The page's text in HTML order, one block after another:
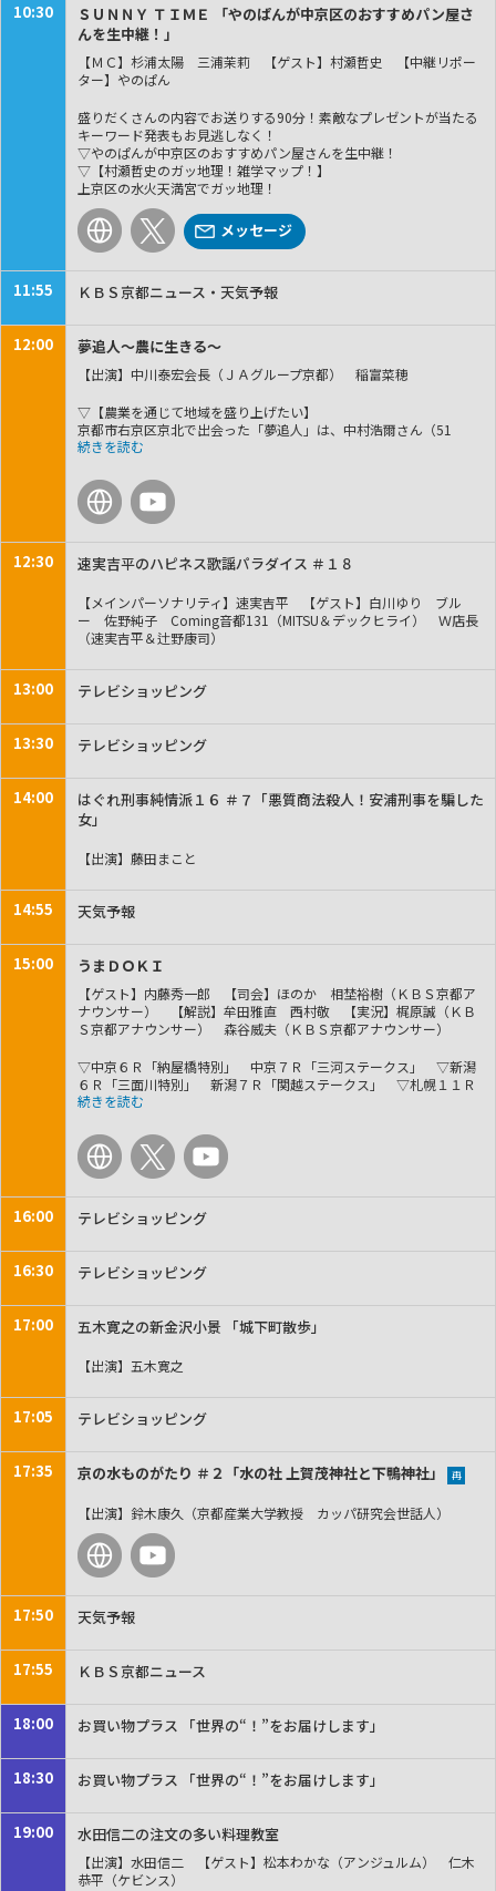
10:30
ＳＵＮＮＹ ＴＩＭＥ 「やのぱんが中京区のおすすめパン屋さ
んを生中継！」
【ＭＣ】杉浦太陽 三浦茉莉 【ゲスト】村瀬哲史 【中継リポー
ター】やのぱん
盛りだくさんの内容でお送りする90分！素敵なプレゼントが当たる
キーワード発表もお見逃しなく！
▽やのぱんが中京区のおすすめパン屋さんを生中継！
▽【村瀬哲史のガッ地理！雑学マップ！】
上京区の水火天満宮でガッ地理！
メッセージ
11:55 ＫＢＳ京都ニュース・天気予報
12:00 夢追人～農に生きる～
【出演】中川泰宏会長（ＪＡグループ京都） 稲富菜穂
▽【農業を通じて地域を盛り上げたい】
京都市右京区京北で出会った「夢追人」は、中村浩爾さん（51
歳）。兵庫県の農業法人で経験を積んだ後、縁あって京北に移住
栽培をスタートしました。現在は、JA京都京野菜部会京北支部・青
とう部会の部会長として、伏見甘長とうがらしの魅力を発信してい
ます。「さらにおいしい野菜を作り続け、農業を通じて地域を盛り
将来的には、農業に興味のある人が京北に集まれるような、農業体
験や交流の場をつくっていきたいと新たな構想も立てているそうで
肉を】
滋賀県近江八幡市で出会った「夢追人」は、茶野朋和さん（51
歳）。システムエンジニアとして働いていましたが、30歳のとき、
でいます。この地域では、茶野さんを含め７軒の牧場が「JAグリー
り、赤身と脂のバランスが良く、和牛より手頃な価格で買い求めて
指し、安全・安心でおいしい牛肉をこれからも届けたいと意気込ん
でおられます。
12:30 速実吉平のハピネス歌謡パラダイス ＃１８
【メインパーソナリティ】速実吉平 【ゲスト】白川ゆり ブル
ー 佐野純子 Coming音都131（MITSU＆デックヒライ） Ｗ店長
（速実吉平＆辻野康司）
13:00 テレビショッピング
13:30 テレビショッピング
14:00
はぐれ刑事純情派１６ ＃７「悪質商法殺人！安浦刑事を騙した
女」
【出演】藤田まこと
14:55 天気予報
15:00 うまＤＯＫＩ
【ゲスト】内藤秀一郎 【司会】ほのか 相埜裕樹（ＫＢＳ京都ア
ナウンサー） 【解説】牟田雅直 西村敬 【実況】梶原誠（ＫＢ
Ｓ京都アナウンサー） 森谷威夫（ＫＢＳ京都アナウンサー）
▽中京６Ｒ「納屋橋特別」 中京７Ｒ「三河ステークス」 ▽新潟
６Ｒ「三面川特別」 新潟７Ｒ「関越ステークス」 ▽札幌１１Ｒ
「エルムステークス（ＧⅢ）」 ▽レースはすべてＬＩＶＥでお届
リーズ第４戦「ＣＢＣ賞（ＧⅢ）」展望▽番組初出演！内藤秀一郎
さんが予想を披露！
16:00 テレビショッピング
16:30 テレビショッピング
17:00 五木寛之の新金沢小景 「城下町散歩」
【出演】五木寛之
17:05 テレビショッピング
17:35 京の水ものがたり ＃２「水の社 上賀茂神社と下鴨神社」 再
【出演】鈴木康久（京都産業大学教授 カッパ研究会世話人）
17:50 天気予報
17:55 ＫＢＳ京都ニュース
18:00 お買い物プラス 「世界の“！”をお届けします」
18:30 お買い物プラス 「世界の“！”をお届けします」
19:00 水田信二の注文の多い料理教室
【出演】水田信二 【ゲスト】松本わかな（アンジュルム） 仁木
恭平（ケビンス）